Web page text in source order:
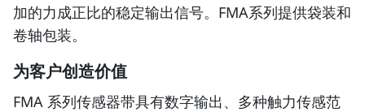
加的力成正比的稳定输出信号。FMA系列提供袋装和
卷轴包装。
为客户创造价值
FMA 系列传感器带具有数字输出、多种触力传感范